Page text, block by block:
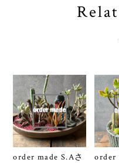
order made S.Aさ
order